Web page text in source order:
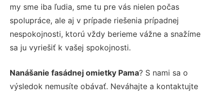
my sme iba ľudia, sme tu pre vás nielen počas
spolupráce, ale aj v prípade riešenia prípadnej
nespokojnosti, ktorú vždy berieme vážne a snažíme
sa ju vyriešiť k vašej spokojnosti.
Nanášanie fasádnej omietky Pama? S nami sa o
výsledok nemusíte obávať. Neváhajte a kontaktujte